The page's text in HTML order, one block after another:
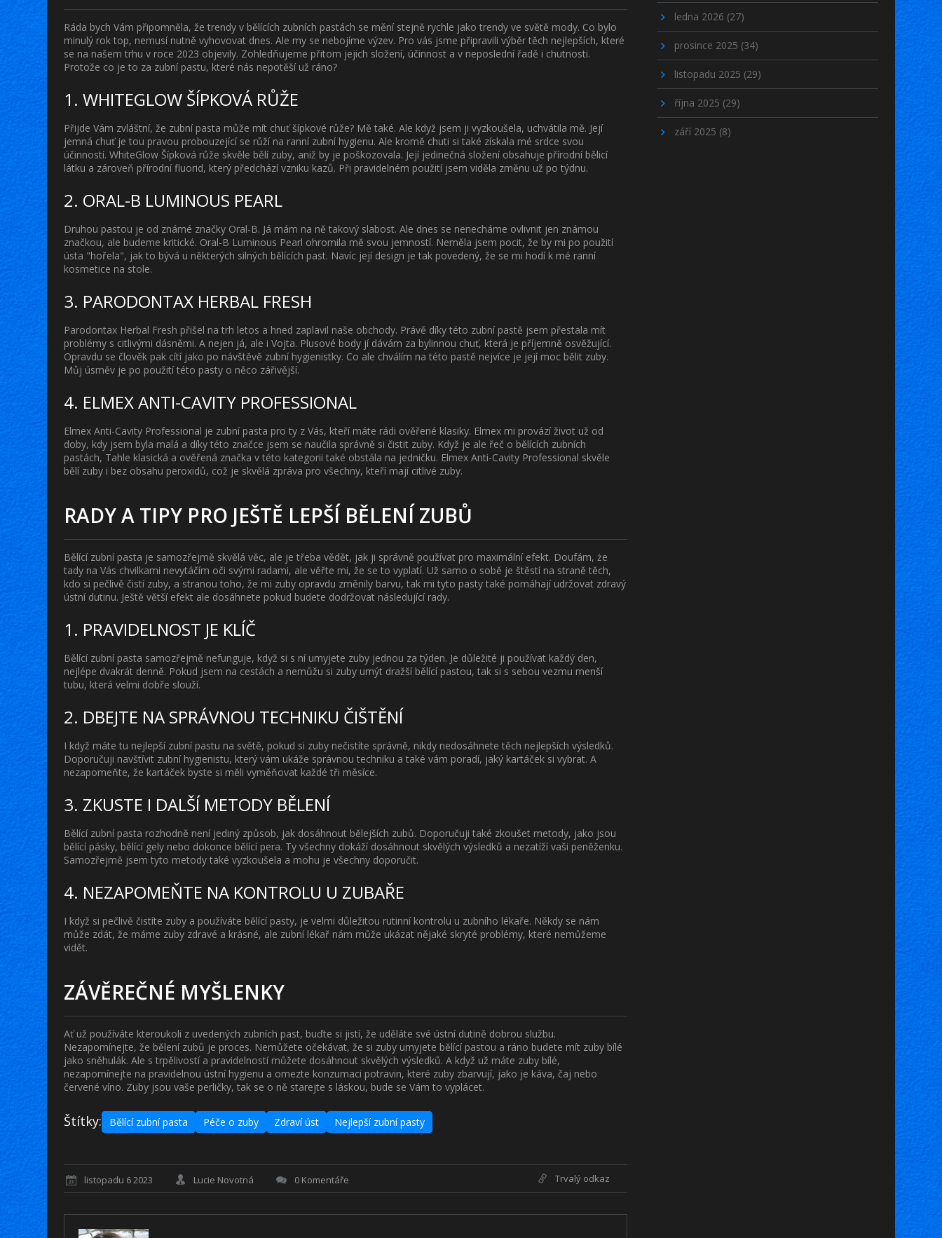
Ráda bych Vám připomněla, že trendy v bělících zubních pastách se mění stejně rychle jako trendy ve světě mody. Co bylo
minulý rok top, nemusí nutně vyhovovat dnes. Ale my se nebojíme výzev. Pro vás jsme připravili výběr těch nejlepších, které
se na našem trhu v roce 2023 objevily. Zohledňujeme přitom jejich složení, účinnost a v neposlední řadě i chutnosti.
Protože co je to za zubní pastu, které nás nepotěší už ráno?
1. WHITEGLOW ŠÍPKOVÁ RŮŽE
Přijde Vám zvláštní, že zubní pasta může mít chuť šípkové růže? Mě také. Ale když jsem ji vyzkoušela, uchvátila mě. Její
jemná chuť je tou pravou probouzející se růží na ranní zubní hygienu. Ale kromě chuti si také získala mé srdce svou
účinností. WhiteGlow Šípková růže skvěle bělí zuby, aniž by je poškozovala. Její jedinečná složení obsahuje přírodní bělicí
látku a zároveň přírodní fluorid, který předchází vzniku kazů. Při pravidelném použití jsem viděla změnu už po týdnu.
2. ORAL-B LUMINOUS PEARL
Druhou pastou je od známé značky Oral-B. Já mám na ně takový slabost. Ale dnes se nenecháme ovlivnit jen známou
značkou, ale budeme kritické. Oral-B Luminous Pearl ohromila mě svou jemností. Neměla jsem pocit, že by mi po použití
ústa "hořela", jak to bývá u některých silných bělících past. Navíc její design je tak povedený, že se mi hodí k mé ranní
kosmetice na stole.
3. PARODONTAX HERBAL FRESH
Parodontax Herbal Fresh přišel na trh letos a hned zaplavil naše obchody. Právě díky této zubní pastě jsem přestala mít
problémy s citlivými dásněmi. A nejen já, ale i Vojta. Plusové body jí dávám za bylinnou chuť, která je příjemně osvěžující.
Opravdu se člověk pak cítí jako po návštěvě zubní hygienistky. Co ale chválím na této pastě nejvíce je její moc bělit zuby.
Můj úsměv je po použití této pasty o něco zářivější.
4. ELMEX ANTI-CAVITY PROFESSIONAL
Elmex Anti-Cavity Professional je zubní pasta pro ty z Vás, kteří máte rádi ověřené klasiky. Elmex mi provází život už od
doby, kdy jsem byla malá a díky této značce jsem se naučila správně si čistit zuby. Když je ale řeč o bělících zubních
pastách, Tahle klasická a ověřená značka v této kategorii také obstála na jedničku. Elmex Anti-Cavity Professional skvěle
bělí zuby i bez obsahu peroxidů, což je skvělá zpráva pro všechny, kteří mají citlivé zuby.
RADY A TIPY PRO JEŠTĚ LEPŠÍ BĚLENÍ ZUBŮ
Bělící zubní pasta je samozřejmě skvělá věc, ale je třeba vědět, jak ji správně používat pro maximální efekt. Doufám, że
tady na Vás chvilkami nevytáčím oči svými radami, ale věřte mi, že se to vyplatí. Už samo o sobě je štěstí na straně těch,
kdo si pečlivě čistí zuby, a stranou toho, že mi zuby opravdu změnily barvu, tak mi tyto pasty také pomáhají udržovat zdravý
ústní dutinu. Ještě větší efekt ale dosáhnete pokud budete dodržovat následující rady.
1. PRAVIDELNOST JE KLÍČ
Bělící zubní pasta samozřejmě nefunguje, když si s ní umyjete zuby jednou za týden. Je důležité ji používat každý den,
nejlépe dvakrát denně. Pokud jsem na cestách a nemůžu si zuby umýt dražší bělící pastou, tak si s sebou vezmu menší
tubu, která velmi dobře slouží.
2. DBEJTE NA SPRÁVNOU TECHNIKU ČIŠTĚNÍ
I když máte tu nejlepší zubní pastu na světě, pokud si zuby nečistíte správně, nikdy nedosáhnete těch nejlepších výsledků.
Doporučuji navštívit zubní hygienistu, který vám ukáže správnou techniku a také vám poradí, jaký kartáček si vybrat. A
nezapomeňte, že kartáček byste si měli vyměňovat každé tři měsíce.
3. ZKUSTE I DALŠÍ METODY BĚLENÍ
Bělící zubní pasta rozhodně není jediný způsob, jak dosáhnout bělejších zubů. Doporučuji také zkoušet metody, jako jsou
bělící pásky, bělící gely nebo dokonce bělící pera. Ty všechny dokáží dosáhnout skvělých výsledků a nezatíží vaši peněženku.
Samozřejmě jsem tyto metody také vyzkoušela a mohu je všechny doporučit.
4. NEZAPOMEŇTE NA KONTROLU U ZUBAŘE
I když si pečlivě čistíte zuby a používáte bělící pasty, je velmi důležitou rutinní kontrolu u zubního lékaře. Někdy se nám
může zdát, že máme zuby zdravé a krásné, ale zubní lékař nám může ukázat nějaké skryté problémy, které nemůžeme
vidět.
ZÁVĚREČNÉ MYŠLENKY
Ať už používáte kteroukoli z uvedených zubních past, buďte si jistí, že uděláte své ústní dutině dobrou službu.
Nezapomínejte, že bělení zubů je proces. Nemůžete očekávat, že si zuby umyjete bělící pastou a ráno budete mít zuby bílé
jako sněhulák. Ale s trpělivostí a pravidelností můžete dosáhnout skvělých výsledků. A když už máte zuby bílé,
nezapomínejte na pravidelnou ústní hygienu a omezte konzumaci potravin, které zuby zbarvují, jako je káva, čaj nebo
červené víno. Zuby jsou vaše perličky, tak se o ně starejte s láskou, bude se Vám to vyplácet.
Štítky: Bělící zubní pasta Péče o zuby Zdraví úst Nejlepší zubní pasty
listopadu 6 2023 Lucie Novotná 0 Komentáře Trvalý odkaz
ledna 2026 (27)
prosince 2025 (34)
listopadu 2025 (29)
října 2025 (29)
září 2025 (8)